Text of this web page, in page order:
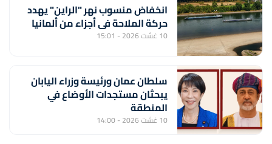
انخفاض منسوب نهر "الراين" يهدد
حركة الملاحة في أجزاء من ألمانيا
10 غشت 2026 - 15:01
سلطان عمان ورئيسة وزراء اليابان
يبحثان مستجدات الأوضاع في
المنطقة
10 غشت 2026 - 14:00